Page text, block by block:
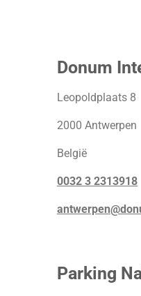
Donum
Leopoldplaats 8
2000 Antwerpen
België
0032 3 2313918
Parking